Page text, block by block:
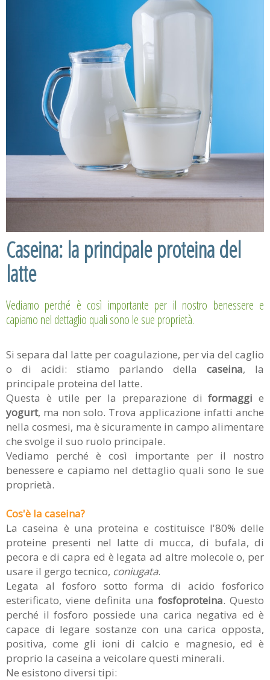
Caseina: la principale proteina del
latte
Vediamo perché è così importante per il nostro benessere e
capiamo nel dettaglio quali sono le sue proprietà.
Si separa dal latte per coagulazione, per via del caglio
o di acidi: stiamo parlando dellacaseina, la
principale proteina del latte.
Questa è utile per la preparazione diformaggi e
yogurt, ma non solo. Trova applicazione infatti anche
nella cosmesi, ma è sicuramente in campo alimentare
che svolge il suo ruolo principale.
Vediamo perché è così importante per il nostro
benessere e capiamo nel dettaglio quali sono le sue
proprietà.
Cos'è la caseina?
La caseina è una proteina e costituisce l'80% delle
proteine presenti nel latte di mucca, di bufala, di
pecora e di capra ed è legata ad altre molecole o, per
usare il gergo tecnico, coniugata.
Legata al fosforo sotto forma di acido fosforico
esterificato, viene definita unafosfoproteina. Questo
perché il fosforo possiede una carica negativa ed è
capace di legare sostanze con una carica opposta,
positiva, come gli ioni di calcio e magnesio, ed è
proprio la caseina a veicolare questi minerali.
Ne esistono diversi tipi: